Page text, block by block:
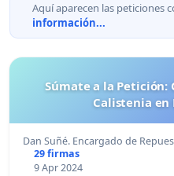
Aquí aparecen las peticiones
información...
Súmate a la
Calistenia en
Dan Suñé. Encargado de
29 firmas
9 Apr 2024